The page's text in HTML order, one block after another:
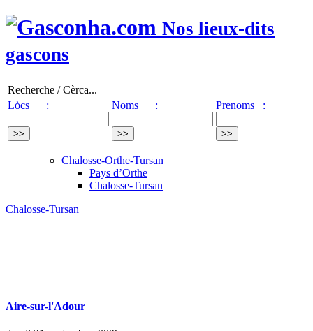
Nos lieux-dits
gascons
Recherche / Cèrca...
Lòcs :
Noms : Prenoms :
Chalosse-Orthe-Tursan
Pays d’Orthe
Chalosse-Tursan
Chalosse-Tursan
Aire-sur-l'Adour